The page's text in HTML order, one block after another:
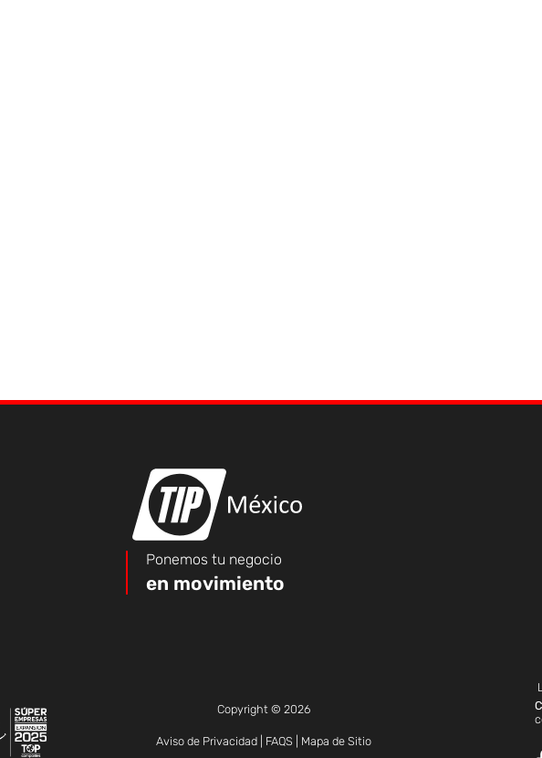
Ponemos tu negocio
en movimiento
Copyright © 2026
Aviso de Privacidad FAQS Mapa de Sitio